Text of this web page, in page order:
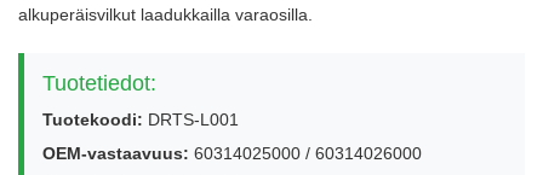
alkuperäisvilkut laadukkailla varaosilla.
Tuotetiedot:
Tuotekoodi: DRTS-L001
OEM-vastaavuus: 60314025000 / 60314026000